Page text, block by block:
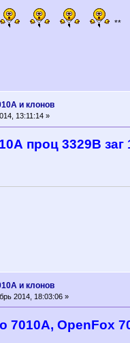
**
и клонов
13:11:14 »
проц 3329В заг
и клонов
2014, 18:03:06 »
7010A, OpenFox